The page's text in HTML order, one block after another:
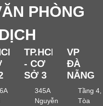
PHÒNG
TP.HCM
- CƠ
SỞ 3
345A
Nguyễn
VP
ĐÀ
NẴNG
Tầng 4,
Tòa